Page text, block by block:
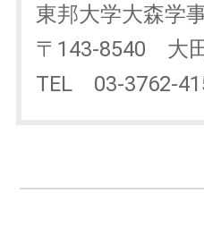
東邦大学大森学
〒143-8540 大
TEL 03-3762-